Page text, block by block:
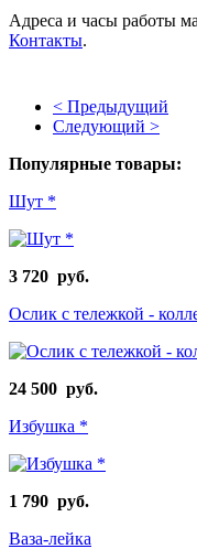
Адреса и часы работы
Контакты.
< Предыдущий
Следующий >
Популярные товары:
Шут *
3 720 руб.
Ослик с тележкой -
24 500 руб.
Избушка *
1 790 руб.
Ваза-лейка